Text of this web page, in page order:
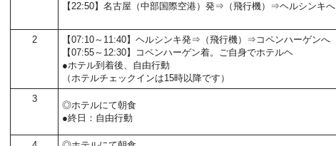
【22:50】名古屋（中部国際空港）発⇒（飛行機）⇒ヘルシンキへ
2
【07:10～11:40】ヘルシンキ発⇒（飛行機）⇒コペンハーゲンへ
【07:55～12:30】コペンハーゲン着。ご自身でホテルヘ
●ホテル到着後、自由行動
（ホテルチェックインは15時以降です）
3
◎ホテルにて朝食
●終日：自由行動